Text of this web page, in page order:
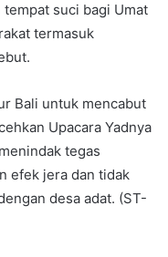
tempat suci bagi Umat
termasuk
Bali untuk mencabut
Upacara Yadnya
tegas
efek jera dan tidak
desa adat. (ST-